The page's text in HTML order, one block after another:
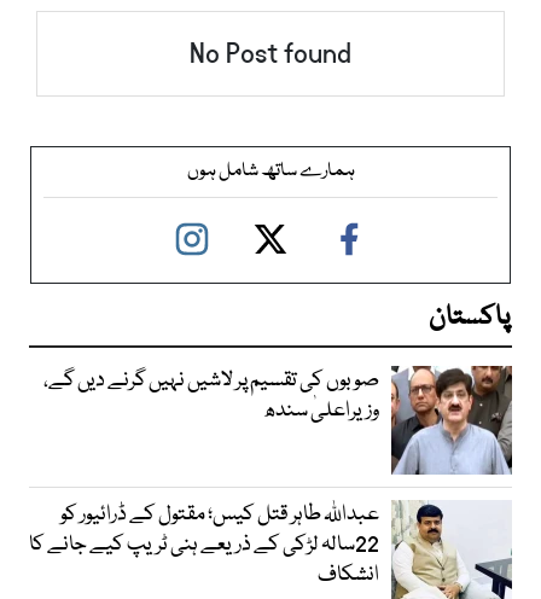
No Post found
ہمارے ساتھ شامل ہوں
پاکستان
صوبوں کی تقسیم پر لاشیں نہیں گرنے دیں گے،
وزیراعلیٰ سندھ
عبداللہ طاہر قتل کیس؛ مقتول کے ڈرائیور کو
22سالہ لڑکی کے ذریعے ہنی ٹریپ کیے جانے کا
انشکاف